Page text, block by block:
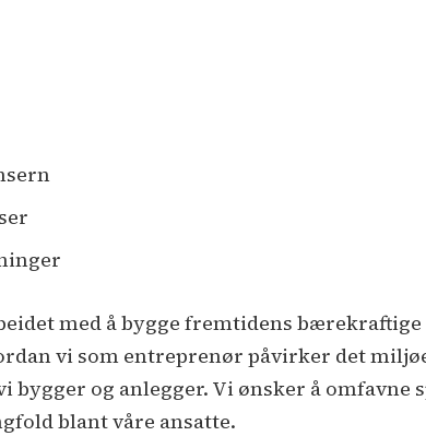
med å bygge fremtidens bærekraftige
vi som entreprenør påvirker det
bygger og anlegger. Vi ønsker å omfavne
blant våre ansatte.